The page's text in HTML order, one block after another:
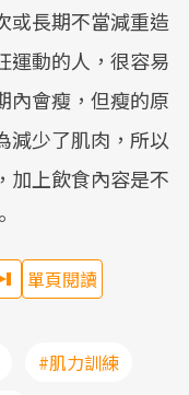
或長期不當減重造
運動的人，很容易
內會瘦，但瘦的原
減少了肌肉，所以
加上飲食內容是不
單頁閱讀
#肌力訓練